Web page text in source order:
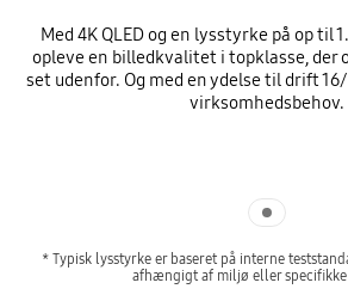
Med 4K QLED og en lysstyrke på op til
opleve en billedkvalitet i topklasse,
set udenfor. Og med en ydelse til drift
virksomhedsbehov.
* Typisk lysstyrke er baseret på interne
afhængigt af miljø eller